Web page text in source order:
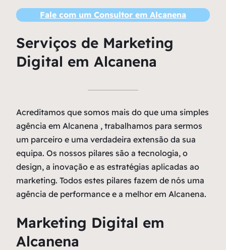
Fale com um Consultor em Alcanena
Serviços de Marketing
Digital em Alcanena
Acreditamos que somos mais do que uma simples
agência em Alcanena , trabalhamos para sermos
um parceiro e uma verdadeira extensão da sua
equipa. Os nossos pilares são a tecnologia, o
design, a inovação e as estratégias aplicadas ao
marketing. Todos estes pilares fazem de nós uma
agência de performance e a melhor em Alcanena.
Marketing Digital em
Alcanena